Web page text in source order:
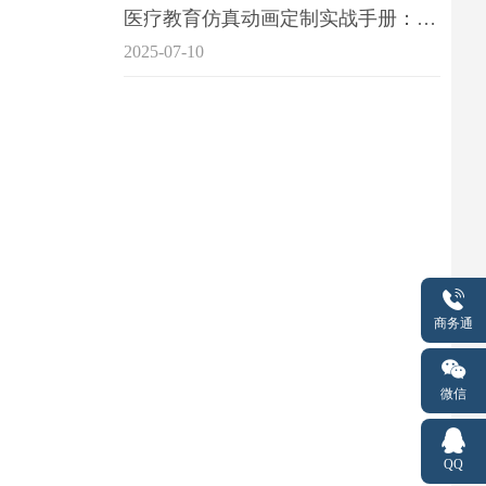
医疗教育仿真动画定制实战手册：击破传统医学教育7大痛点
2025-07-10
商务通
微信
QQ